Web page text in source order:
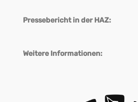
Pressebericht in der HAZ:
Weitere Informationen: